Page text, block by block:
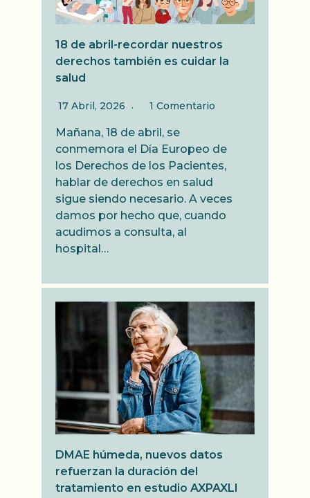
18 de abril-recordar nuestros
derechos también es cuidar la
salud
17 Abril, 2026 1 Comentario
Mañana, 18 de abril, se
conmemora el Día Europeo de
los Derechos de los Pacientes,
hablar de derechos en salud
sigue siendo necesario. A veces
damos por hecho que, cuando
acudimos a consulta, al
hospital…
DMAE húmeda, nuevos datos
refuerzan la duración del
tratamiento en estudio AXPAXLI